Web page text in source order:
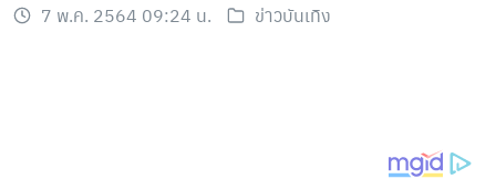
7 พ.ค. 2564 09:24 น. ข่าวบันเทิง